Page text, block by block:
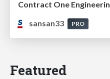
Contract One
sansan33
PRO
Featured